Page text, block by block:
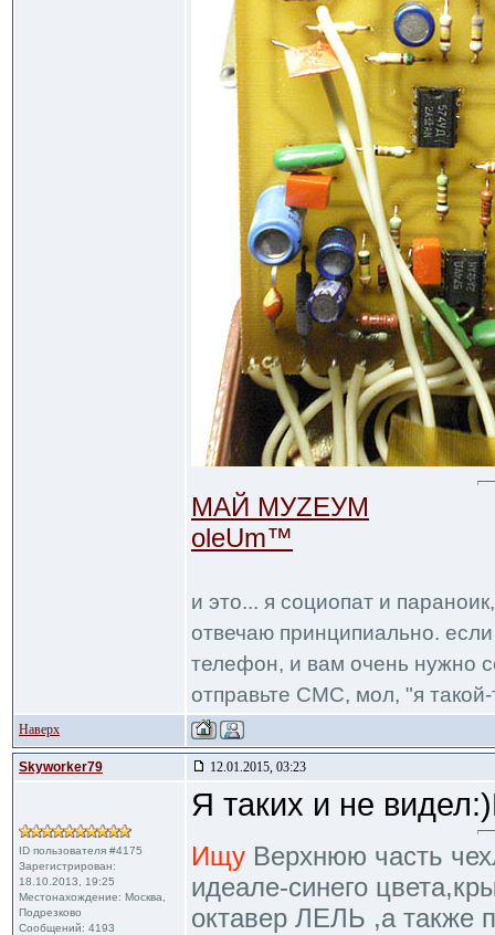
МАЙ МУZЕУМ
oleUm™
и это... я социопат и
отвечаю принципиально.
телефон, и вам очень нужно
отправьте СМС, мол, "я такой-
Наверх
Skyworker79 12.01.2015, 03:23
ID пользователя #4175
Зарегистрирован:
18.10.2013, 19:25
Местонахождение: Москва,
Подрезково
Сообщений: 4193
Я таких и не
Ищу Верхнюю часть
идеале-синего
октавер ЛЕЛЬ ,а также